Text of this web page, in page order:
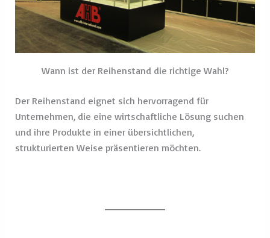
Wann ist der Reihenstand die richtige Wahl?
Der Reihenstand eignet sich hervorragend für
Unternehmen, die eine wirtschaftliche Lösung suchen
und ihre Produkte in einer übersichtlichen,
strukturierten Weise präsentieren möchten.